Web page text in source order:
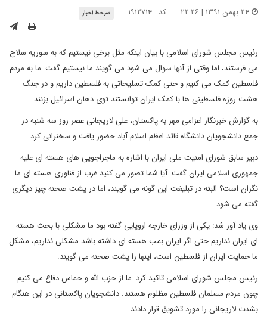
کد : ۱۹۱۲۷۱۴ سرخط اخبار
رئیس مجلس شورای اسلامی با بیان اینکه مثل برخی نیستیم که به سوریه سلاح
می فرستند، اما وقتی از آنها سوال می شود می گویند ما نیستیم گفت: ما به مردم
فلسطین کمک می کنیم و حتی کمک تسلیحاتی به فلسطین داریم و در جنگ
هشت روزه فلسطینی ها با کمک ایران توانستند توی دهان اسرائیل بزنند.
به گزارش خبرنگار اعزامی مهر به پاکستان، علی لاریجانی عصر روز سه شنبه در
جمع دانشجویان دانشگاه قائد اعظم اسلام آباد حضور یافت و سخنرانی کرد.
دبیر سابق شورای امنیت ملی ایران با اشاره به ماجراجویی های هسته ای علیه
جمهوری اسلامی ایران گفت: آیا شما تصور می کنید غرب از فناوری هسته ای ما
نگران است؟ البته در تبلیغت این گونه می گویند، اما در پشت صحنه چیز دیگری
گفته می شود.
وی یاد آور شد: یکی از وزرای خارجه اروپایی گفته بود ما مشکلی با بحث هسته
ای ایران نداریم حتی اگر ایران بمب هسته ای داشته باشد مشکلی نداریم، مشکل
ما حمایت ایران از فلسطین است، اینها را پشت صحنه می گویند.
رئیس مجلس شورای اسلامی تاکید کرد: ما از حزب الله و حماس دفاع می کنیم
چون مردم مسلمان فلسطین مظلوم هستند. دانشجویان پاکستانی در این هنگام
بشدت لاریجانی را مورد تشویق قرار دادند.